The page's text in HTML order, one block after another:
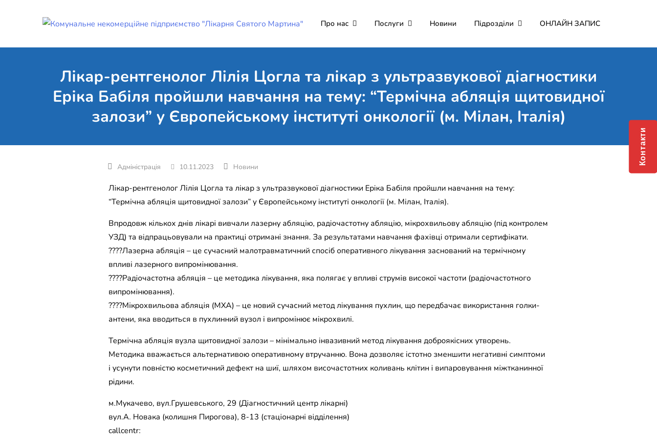
Комунальне некомерційне підприємство
"Лікарня Святого Мартина"
Поліклініка Мукачево
Про нас Послуги Новини Підрозділи ОНЛАЙН ЗАПИС
Лікар-рентгенолог Лілія Цогла та лікар з ультразвукової діагностики
Еріка Бабіля пройшли навчання на тему: “Термічна абляція щитовидної
залози” у Європейському інституті онкології (м. Мілан, Італія)
10.11.2023 Новини
Лікар-рентгенолог Лілія Цогла та лікар з ультразвукової діагностики Еріка Бабіля пройшли навчання на тему:
“Термічна абляція щитовидної залози” у Європейському інституті онкології (м. Мілан, Італія).
Впродовж кількох днів лікарі вивчали лазерну абляцію, радіочастотну абляцію, мікрохвильову абляцію (під контролем
УЗД) та відпрацьовували на практиці отримані знання. За результатами навчання фахівці отримали сертифікати.
????Лазерна абляція – це сучасний малотравматичний спосіб оперативного лікування заснований на термічному
впливі лазерного випромінювання.
????Радіочастотна абляція – це методика лікування, яка полягає у впливі струмів високої частоти (радіочастотного
випромінювання).
????Мікрохвильова абляція (МХА) – це новий сучасний метод лікування пухлин, що передбачає використання голки-
антени, яка вводиться в пухлинний вузол і випромінює мікрохвилі.
Термічна абляція вузла щитовидної залози – мінімально інвазивний метод лікування доброякісних утворень.
Методика вважається альтернативою оперативному втручанню. Вона дозволяє істотно зменшити негативні симптоми
і усунути повністю косметичний дефект на шиї, шляхом височастотних коливань клітин і випаровування міжтканинної
рідини.
м.Мукачево, вул.Грушевського, 29 (Діагностичний центр лікарні)
вул.А. Новака (колишня Пирогова), 8-13 (стаціонарні відділення)
callcentr:
Контакти